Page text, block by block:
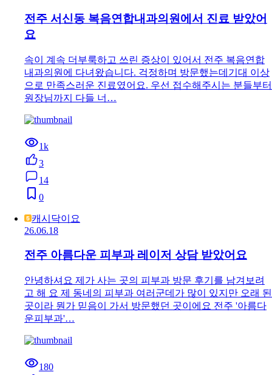
전주 서신동 복음연합내과의원에서 진료 받았어
요
속이 계속 더부룩하고 쓰린 증상이 있어서 전주 복음연합
내과의원에 다녀왔습니다. 걱정하며 방문했는데기대 이상
으로 만족스러운 진료였어요. 우선 접수해주시는 분들부터
원장님까지 다들 너…
1k
3
14
0
캐시닥이요
26.06.18
전주 아름다운 피부과 레이저 상담 받았어요
안녕하셔요 제가 사는 곳의 피부과 방문 후기를 남겨보려
고 해 요 제 동네의 피부과 여러군데가 많이 있지만 오래 된
곳이라 뭔가 믿음이 가서 방문했던 곳이에요 전주 '아름다
운피부과'…
180